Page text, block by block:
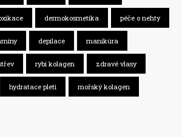
dermokosmetika péče o nehty
depilace manikúra
rybí kolagen zdravé vlasy
hydratace pleti mořský kolagen